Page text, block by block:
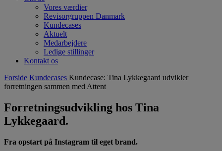
Vores værdier
Revisorgruppen Danmark
Kundecases
Aktuelt
Medarbejdere
Ledige stillinger
Kontakt os
Forside Kundecases Kundecase: Tina Lykkegaard udvikler
forretningen sammen med Attent
Forretningsudvikling hos Tina
Lykkegaard.
Fra opstart på Instagram til eget brand.